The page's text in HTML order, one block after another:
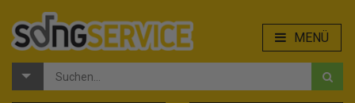
MENÜ